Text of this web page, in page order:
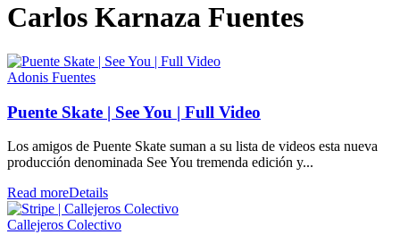
Carlos Karnaza Fuentes
Adonis Fuentes
Puente Skate | See You | Full Video
Los amigos de Puente Skate suman a su lista de videos esta nueva
producción denominada See You tremenda edición y...
Read moreDetails
Callejeros Colectivo